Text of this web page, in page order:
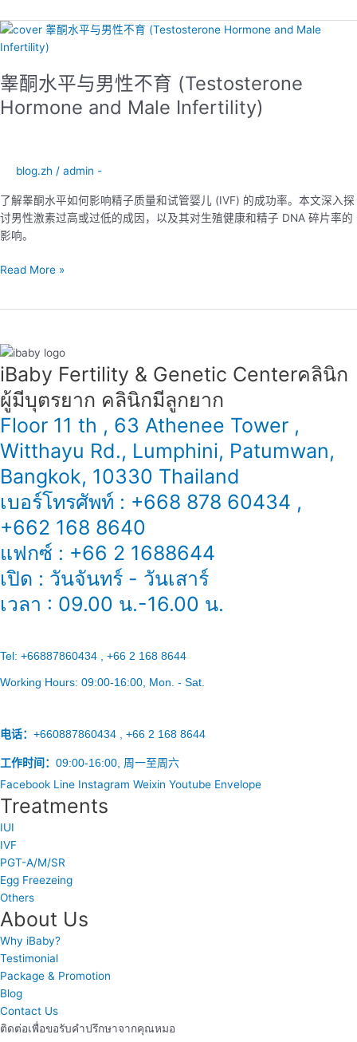
睾酮水平与男性不育 (Testosterone
Hormone and Male Infertility)
blog.zh / admin -
了解睾酮水平如何影响精子质量和试管婴儿 (IVF) 的成功率。本文深入探
讨男性激素过高或过低的成因，以及其对生殖健康和精子 DNA 碎片率的
影响。
睾
酮
平
与
男
Hormone
and
Male
Read More »
iBaby Fertility & Genetic Center​ คลินิก
ผู้มีบุตรยาก คลินิกมีลูกยาก
Floor 11 th , 63 Athenee Tower ,
Witthayu Rd., Lumphini, Patumwan,
Bangkok, 10330 Thailand
เบอร์โทรศัพท์ : +668 878 60434 ,
+662 168 8640
แฟกซ์ : +66 2 1688644
เปิด : วันจันทร์ - วันเสาร์
เวลา : 09.00 น.-16.00 น.
Tel: +66887860434 , +66 2 168 8644
Working Hours: 09:00-16:00 , Mon. - Sat.
电话： +660887860434 , +66 2 168 8644
工作时间： 09:00-16:00, 周一至周六
Facebook Line Instagram Weixin Youtube Envelope
Treatments
IUI
IVF
PGT-A/M/SR
Egg Freezeing
Others
About Us
Why iBaby?
Testimonial
Package & Promotion
Blog
Contact Us
ติดต่อเพื่อขอรับคำปรึกษาจากคุณหมอ